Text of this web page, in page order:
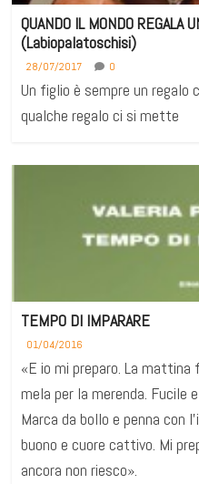
QUANDO IL MONDO REGALA
(Labiopalatoschisi)
28/07/2017 0
Un figlio è sempre un
qualche regalo ci si mette
TEMPO DI IMPARARE
01/04/2016
«E io mi preparo. La
mela per la merenda. Fucile
Marca da bollo e penna con
buono e cuore cattivo. Mi
ancora non riesco».